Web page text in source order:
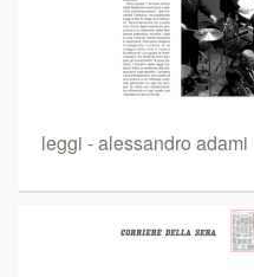
leggi - alessandro adami